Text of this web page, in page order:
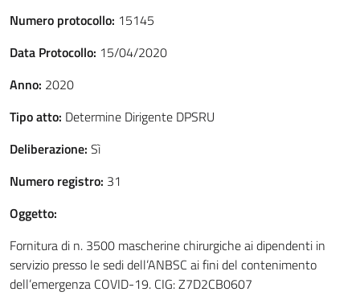
Numero protocollo: 15145
Data Protocollo: 15/04/2020
Anno: 2020
Tipo atto: Determine Dirigente DPSRU
Deliberazione: Sì
Numero registro: 31
Oggetto:
Fornitura di n. 3500 mascherine chirurgiche ai dipendenti in
servizio presso le sedi dell’ANBSC ai fini del contenimento
dell’emergenza COVID-19. CIG: Z7D2CB0607